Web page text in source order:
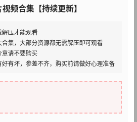
频合集【持续更新】
解压才能观看
集，大部分资源都无需解压即可观看
意请不要购买
好有坏，参差不齐，购买前请做好心理准备